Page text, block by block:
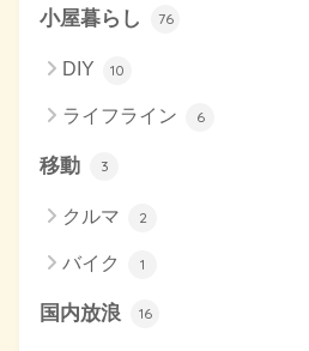
小屋暮らし 76
DIY 10
ライフライン 6
移動 3
クルマ 2
バイク 1
国内放浪 16